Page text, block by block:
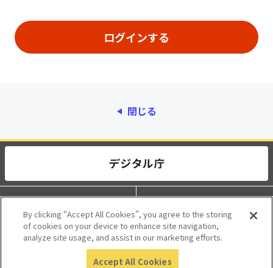
閉じる
動作環境 個人情報保護
利用規約 アクセシビリティ
© 2017 Digital Agency, Government of Japan.
By clicking “Accept All Cookies”, you agree to the storing
of cookies on your device to enhance site navigation,
analyze site usage, and assist in our marketing efforts.
Accept All Cookies